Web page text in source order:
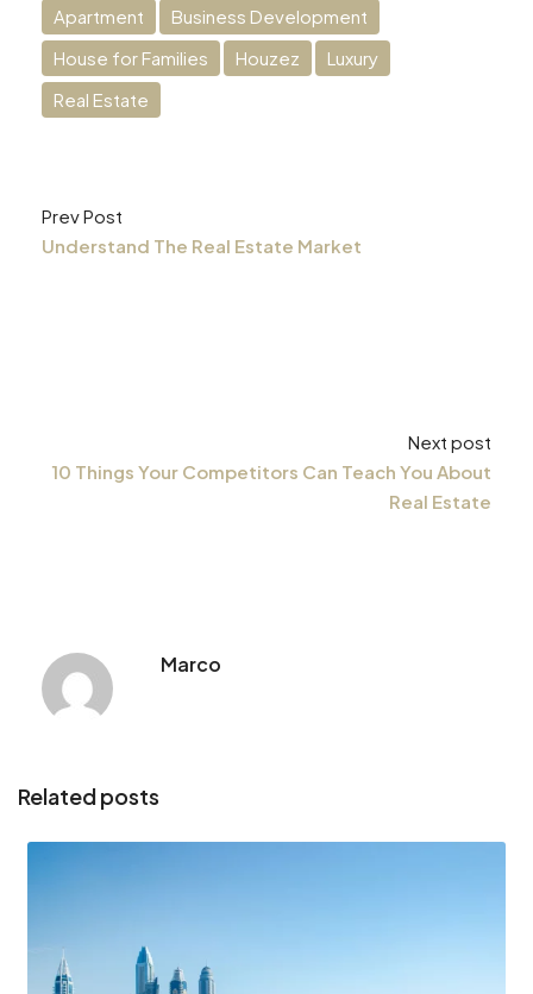
Apartment
Business Development
House for Families
Houzez
Luxury
Real Estate
Prev Post
Understand The Real Estate Market
Next post
10 Things Your Competitors Can Teach You About
Real Estate
Marco
Related posts